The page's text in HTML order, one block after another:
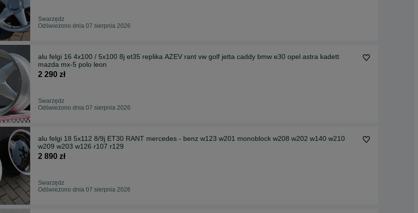
Swarzędz
Odświeżono dnia 07 sierpnia 2026
alu felgi 16 4x100 / 5x100 8j et35 replika AZEV rant vw golf jetta caddy bmw e30 opel astra kadett
mazda mx-5 polo leon
2 290 zł
Swarzędz
Odświeżono dnia 07 sierpnia 2026
alu felgi 18 5x112 8/9j ET30 RANT mercedes - benz w123 w201 monoblock w208 w202 w140 w210
w209 w203 w126 r107 r129
2 890 zł
Swarzędz
Odświeżono dnia 07 sierpnia 2026